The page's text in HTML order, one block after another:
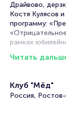
Драйвово,
Костя Кулясов
программу:
рамках
Будьте в числе
«АнимациЯ».
автор, у
Читать
Клуб "Мёд"
Россия,